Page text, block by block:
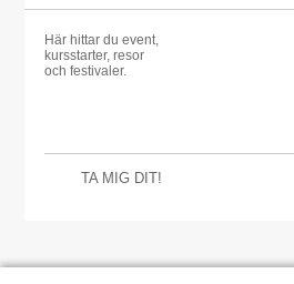
Här hittar du event,
kursstarter, resor
och festivaler.
TA MIG DIT!